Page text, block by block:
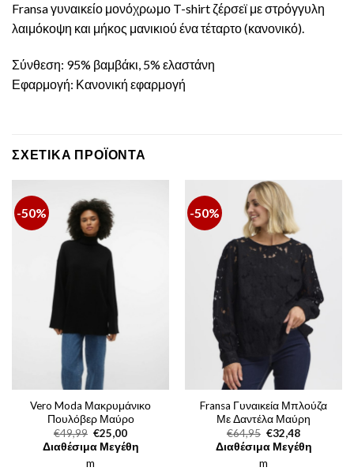
Fransa γυναικείο μονόχρωμο T-shirt ζέρσεϊ με στρόγγυλη
λαιμόκοψη και μήκος μανικιού ένα τέταρτο (κανονικό).
Σύνθεση: 95% βαμβάκι, 5% ελαστάνη
Εφαρμογή: Κανονική εφαρμογή
ΣΧΕΤΙΚΆ ΠΡΟΪΌΝΤΑ
-50%
Vero Moda Μακρυμάνικο
Πουλόβερ Μαύρο
€49,99 Original
price
was:
€49,99.
€25,00Η
τρέχουσα
τιμή
Διαθέσιμα Μεγέθη
m
-50%
Fransa Γυναικεία Μπλούζα
Με Δαντέλα Μαύρη
€64,95 Original
price
was:
€64,95.
€32,48Η
τρέχουσα
τιμή
Διαθέσιμα Μεγέθη
m